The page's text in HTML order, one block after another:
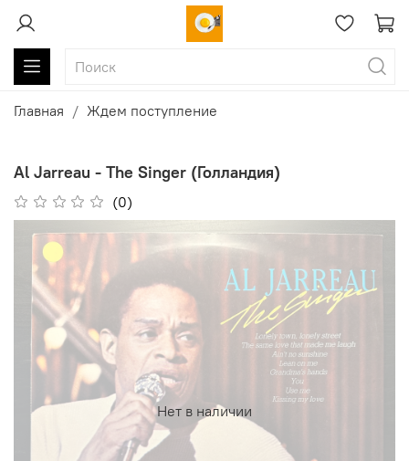
Главная Ждем поступление
Al Jarreau - The Singer (Голландия)
(0)
Нет в наличии